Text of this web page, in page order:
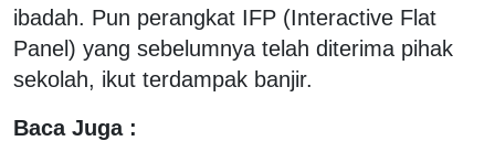
ibadah. Pun perangkat IFP (Interactive Flat
Panel) yang sebelumnya telah diterima pihak
sekolah, ikut terdampak banjir.
Baca Juga :